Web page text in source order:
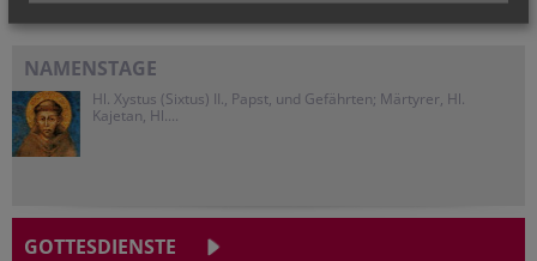
NAMENSTAGE
Hl. Xystus (Sixtus) II., Papst, und Gefährten; Märtyrer, Hl.
Kajetan, Hl....
GOTTESDIENSTE